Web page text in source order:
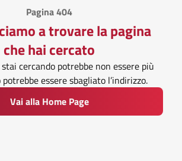
Pagina 404
a trovare la pagina
che hai cercato
cercando potrebbe non essere più
essere sbagliato l’indirizzo.
Vai alla Home Page